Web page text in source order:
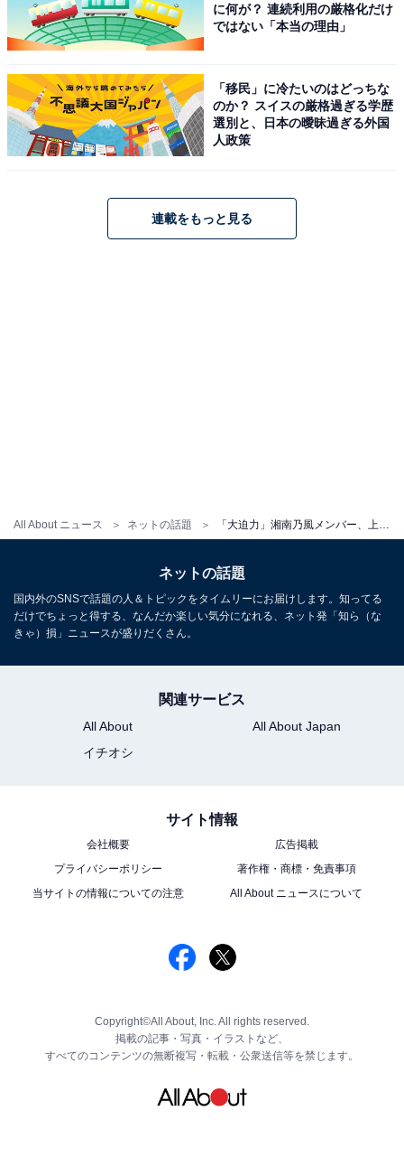
All About ニュース ネットの話題
に何が？ 連続利用の厳格化だけ
ではない「本当の理由」
「移民」に冷たいのはどっちな
のか？ スイスの厳格過ぎる学歴
選別と、日本の曖昧過ぎる外国
人政策
連載をもっと見る
ネットの話題
国内外のSNSで話題の人＆トピックをタイムリーにお届けします。知ってる
だけでちょっと得する、なんだか楽しい気分になれる、ネット発「知ら（な
きゃ）損」ニュースが盛りだくさん。
関連サービス
All About
All About Japan
イチオシ
サイト情報
会社概要
広告掲載
プライバシーポリシー
著作権・商標・免責事項
当サイトの情報についての注意
All About ニュースについて
Copyright©All About, Inc. All rights reserved.
掲載の記事・写真・イラストなど、
すべてのコンテンツの無断複写・転載・公衆送信等を禁じます。